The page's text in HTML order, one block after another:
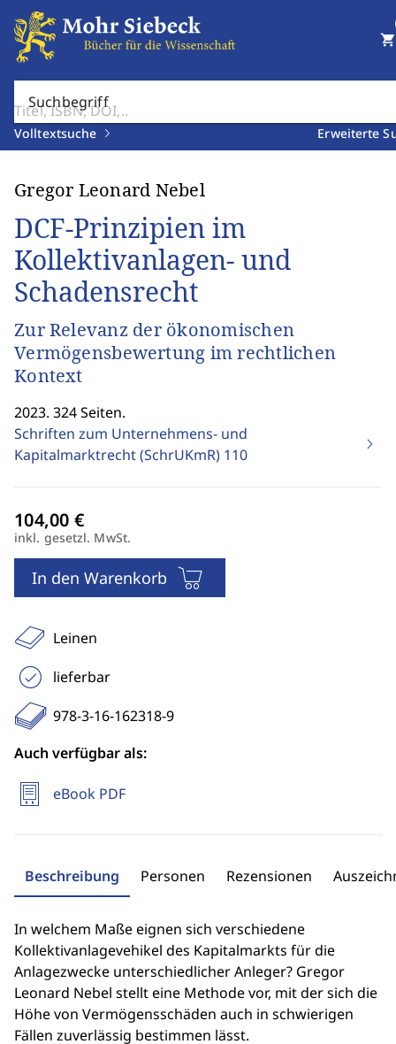
Suchbegriff
Volltextsuche Erweiterte
shopping_cart
Gregor Leonard Nebel
DCF-Prinzipien im
Kollektivanlagen- und
Schadensrecht
Zur Relevanz der ökonomischen
Vermögensbewertung im rechtlichen
Kontext
2023. 324 Seiten.
Schriften zum Unternehmens- und
Kapitalmarktrecht (SchrUKmR) 110
inkl. gesetzl. MwSt.
In den Warenkorb
Leinen
lieferbar
978-3-16-162318-9
Auch verfügbar als:
eBook PDF
Beschreibung Personen Rezensionen
In welchem Maße eignen sich verschiedene
Kollektivanlagevehikel des Kapitalmarkts für die
Anlagezwecke unterschiedlicher Anleger? Gregor
Leonard Nebel stellt eine Methode vor, mit der sich die
Höhe von Vermögensschäden auch in schwierigen
Fällen zuverlässig bestimmen lässt.